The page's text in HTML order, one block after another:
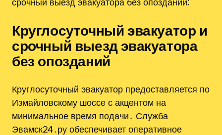
Круглосуточный эвакуатор и
срочный выезд эвакуатора
без опозданий
Круглосуточный эвакуатор предоставляется по
Измайловскому шоссе с акцентом на
минимальное время подачи․ Служба
Эвамск24․ру обеспечивает оперативное